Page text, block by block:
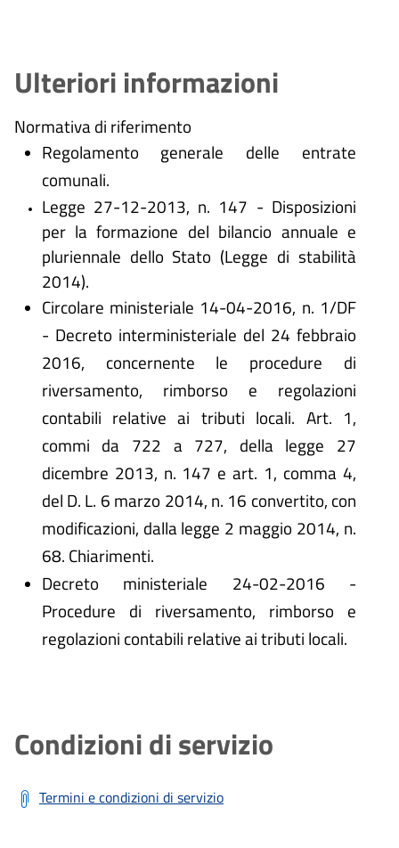
Ulteriori informazioni
Normativa di riferimento
Regolamento generale delle entrate
comunali.
Legge 27-12-2013, n. 147 - Disposizioni
per la formazione del bilancio annuale e
pluriennale dello Stato (Legge di stabilità
2014).
Circolare ministeriale 14-04-2016, n. 1/DF
- Decreto interministeriale del 24 febbraio
2016, concernente le procedure di
riversamento, rimborso e regolazioni
contabili relative ai tributi locali. Art. 1,
commi da 722 a 727, della legge 27
dicembre 2013, n. 147 e art. 1, comma 4,
del D. L. 6 marzo 2014, n. 16 convertito, con
modificazioni, dalla legge 2 maggio 2014, n.
68. Chiarimenti.
Decreto ministeriale 24-02-2016 -
Procedure di riversamento, rimborso e
regolazioni contabili relative ai tributi locali.
Condizioni di servizio
Termini e condizioni di servizio